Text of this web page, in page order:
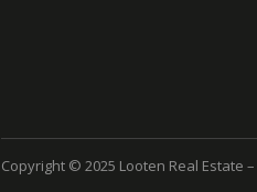
Copyright © 2025 Looten Real Estate –